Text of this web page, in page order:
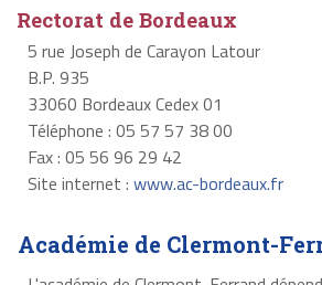
Rectorat de Bordeaux
5 rue Joseph de Carayon Latour
B.P. 935
33060 Bordeaux Cedex 01
Téléphone : 05 57 57 38 00
Fax : 05 56 96 29 42
Site internet : www.ac-bordeaux.fr
Académie de Clermont-